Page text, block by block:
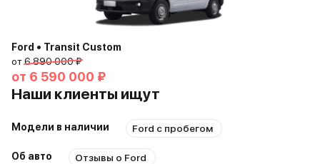
Ford • Transit Custom
от6 890 000 ₽
от 6 590 000 ₽
Наши клиенты ищут
Модели в наличии Ford с пробегом
Об авто Отзывы о Ford